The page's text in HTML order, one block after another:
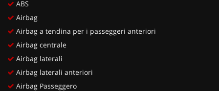
ABS
Airbag
Airbag a tendina per i passeggeri anteriori
Airbag centrale
Airbag laterali
Airbag laterali anteriori
Airbag Passeggero